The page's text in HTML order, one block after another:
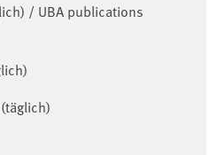
/ UBA publications